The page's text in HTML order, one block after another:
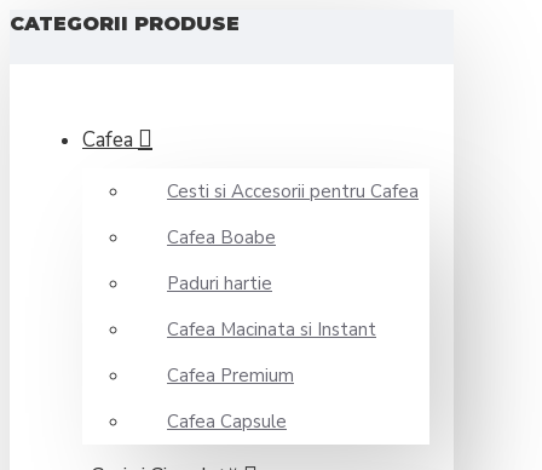
CATEGORII PRODUSE
Cafea
Cesti si Accesorii pentru Cafea
Cafea Boabe
Paduri hartie
Cafea Macinata si Instant
Cafea Premium
Cafea Capsule